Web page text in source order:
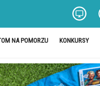
NA POMORZU KONKURSY